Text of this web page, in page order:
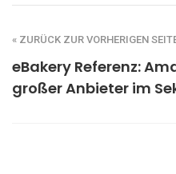
« ZURÜCK ZUR VORHERIGEN
eBakery Referenz:
großer Anbieter im